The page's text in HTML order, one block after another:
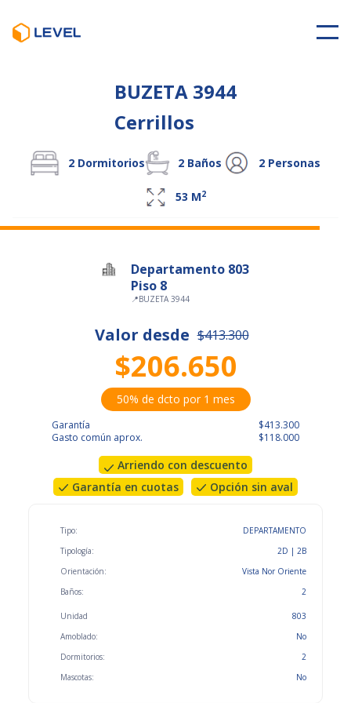
BUZETA 3944
Cerrillos
2 Dormitorios 2 Baños 2 Personas
53 M2
Departamento 803
Piso 8
📍BUZETA 3944
Valor desde $413.300
$206.650
50% de dcto por 1 mes
Garantía
Gasto común aprox.
$413.300
$118.000
Arriendo con descuento
Garantía en cuotas
Opción sin aval
Tipo:
Tipología:
Orientación:
Baños:
DEPARTAMENTO
2D | 2B
Vista Nor Oriente
2
Unidad
Amoblado:
Dormitorios:
Mascotas:
803
No
2
No